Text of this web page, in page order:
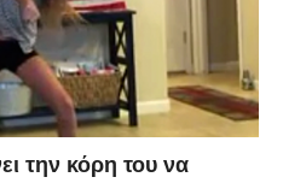
την κόρη του να